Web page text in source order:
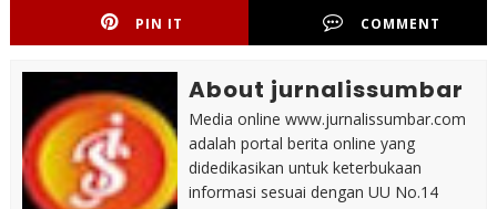
PIN IT COMMENT
About jurnalissumbar
Media online www.jurnalissumbar.com
adalah portal berita online yang
didedikasikan untuk keterbukaan
informasi sesuai dengan UU No.14